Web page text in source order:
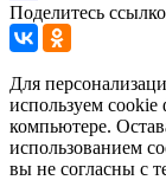
Поделитесь
Для
используем
компьютере.
использованием
вы не согласны с